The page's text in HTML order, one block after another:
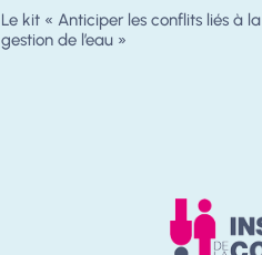
Le kit « Anticiper les conflits liés à la
gestion de l’eau »